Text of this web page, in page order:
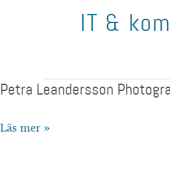
IT &
Petra Leandersson
Petra
Läs mer »